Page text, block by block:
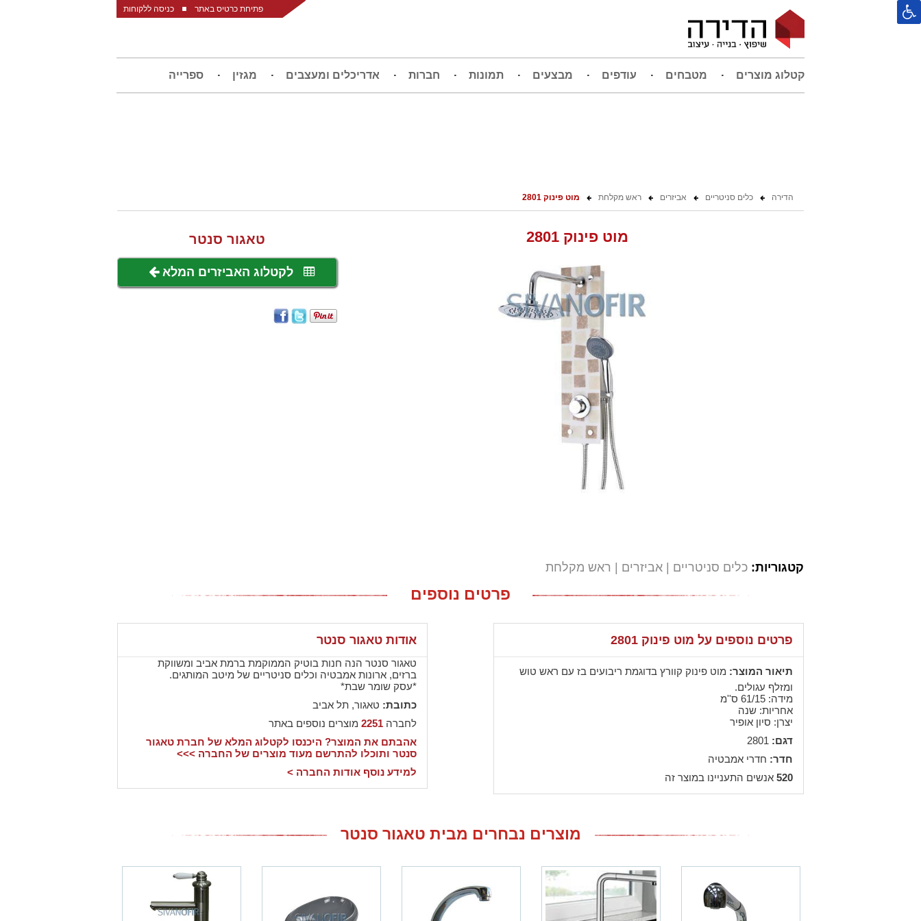
פתיחת כרטיס באתר כניסה ללקוחות
קטלוג מוצרים מטבחים עודפים מבצעים תמונות חברות אדריכלים ומעצבים מגזין ספרייה
הדירה כלים סניטריים אביזרים ראש מקלחת מוט פינוק 2801
מוט פינוק 2801 טאגור סנטר
לקטלוג האביזרים המלא
קטגוריות: כלים סניטריים אביזרים ראש מקלחת
פרטים נוספים
פרטים נוספים על מוט פינוק 2801
תיאור המוצר: מוט פינוק קוורץ בדוגמת ריבועים בז עם ראש טוש
ומזלף עגולים.
מידה: 61/15 ס''מ
אחריות: שנה
יצרן: סיון אופיר
דגם: 2801
חדר: חדרי אמבטיה
520 אנשים התעניינו במוצר זה
אודות טאגור סנטר
טאגור סנטר הנה חנות בוטיק הממוקמת ברמת אביב ומשווקת
ברזים, ארונות אמבטיה וכלים סניטריים של מיטב המותגים.
*עסק שומר שבת*
כתובת: טאגור, תל אביב
לחברה2251 מוצרים נוספים באתר
אהבתם את המוצר? היכנסו לקטלוג המלא של חברת טאגור
סנטר ותוכלו להתרשם מעוד מוצרים של החברה >>>
למידע נוסף אודות החברה >
מוצרים נבחרים מבית טאגור סנטר